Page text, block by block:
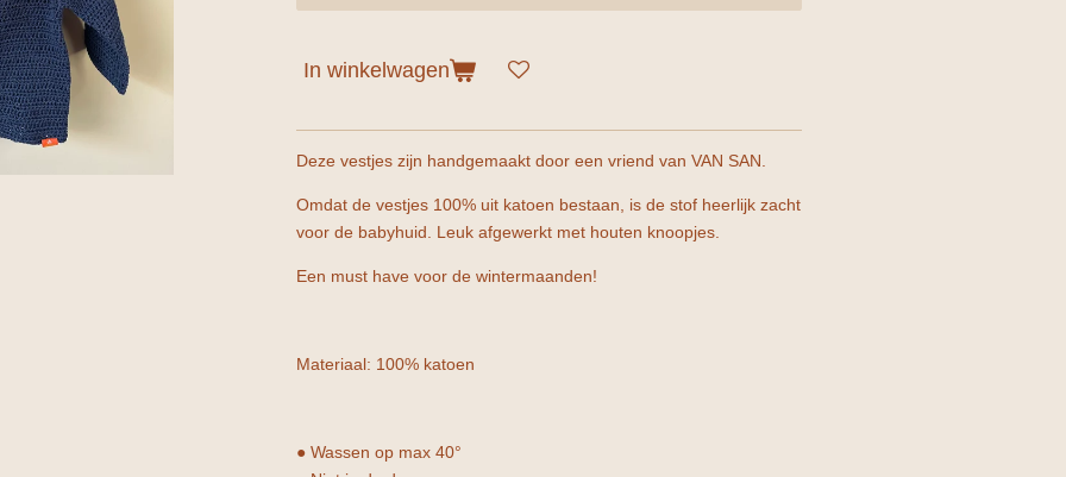
In winkelwagen
Deze vestjes zijn handgemaakt door een vriend van VAN SAN.
Omdat de vestjes 100% uit katoen bestaan, is de stof heerlijk zacht
voor de babyhuid. Leuk afgewerkt met houten knoopjes.
Een must have voor de wintermaanden!
Materiaal: 100% katoen
● Wassen op max 40°